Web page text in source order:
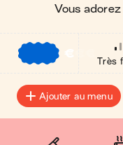
Vous
€
Très
Ajouter au menu